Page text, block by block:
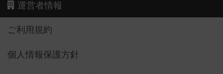
運営者情報
ご利用規約
個人情報保護方針